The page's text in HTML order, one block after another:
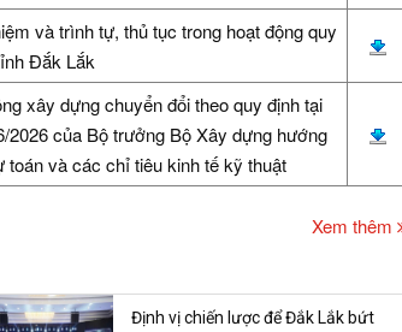
và trình tự, thủ tục trong hoạt động quy
Đắk Lắk
xây dựng chuyển đổi theo quy định tại
2026 của Bộ trưởng Bộ Xây dựng hướng
và các chỉ tiêu kinh tế kỹ thuật
Xem thêm
Định vị chiến lược để Đắk Lắk bứt